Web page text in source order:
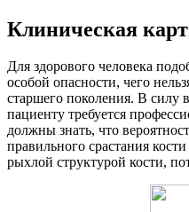
Клиническая
Для здорового человека
особой опасности, чего
старшего поколения. В силу
пациенту требуется
должны знать, что
правильного срастания
рыхлой структурой кости,